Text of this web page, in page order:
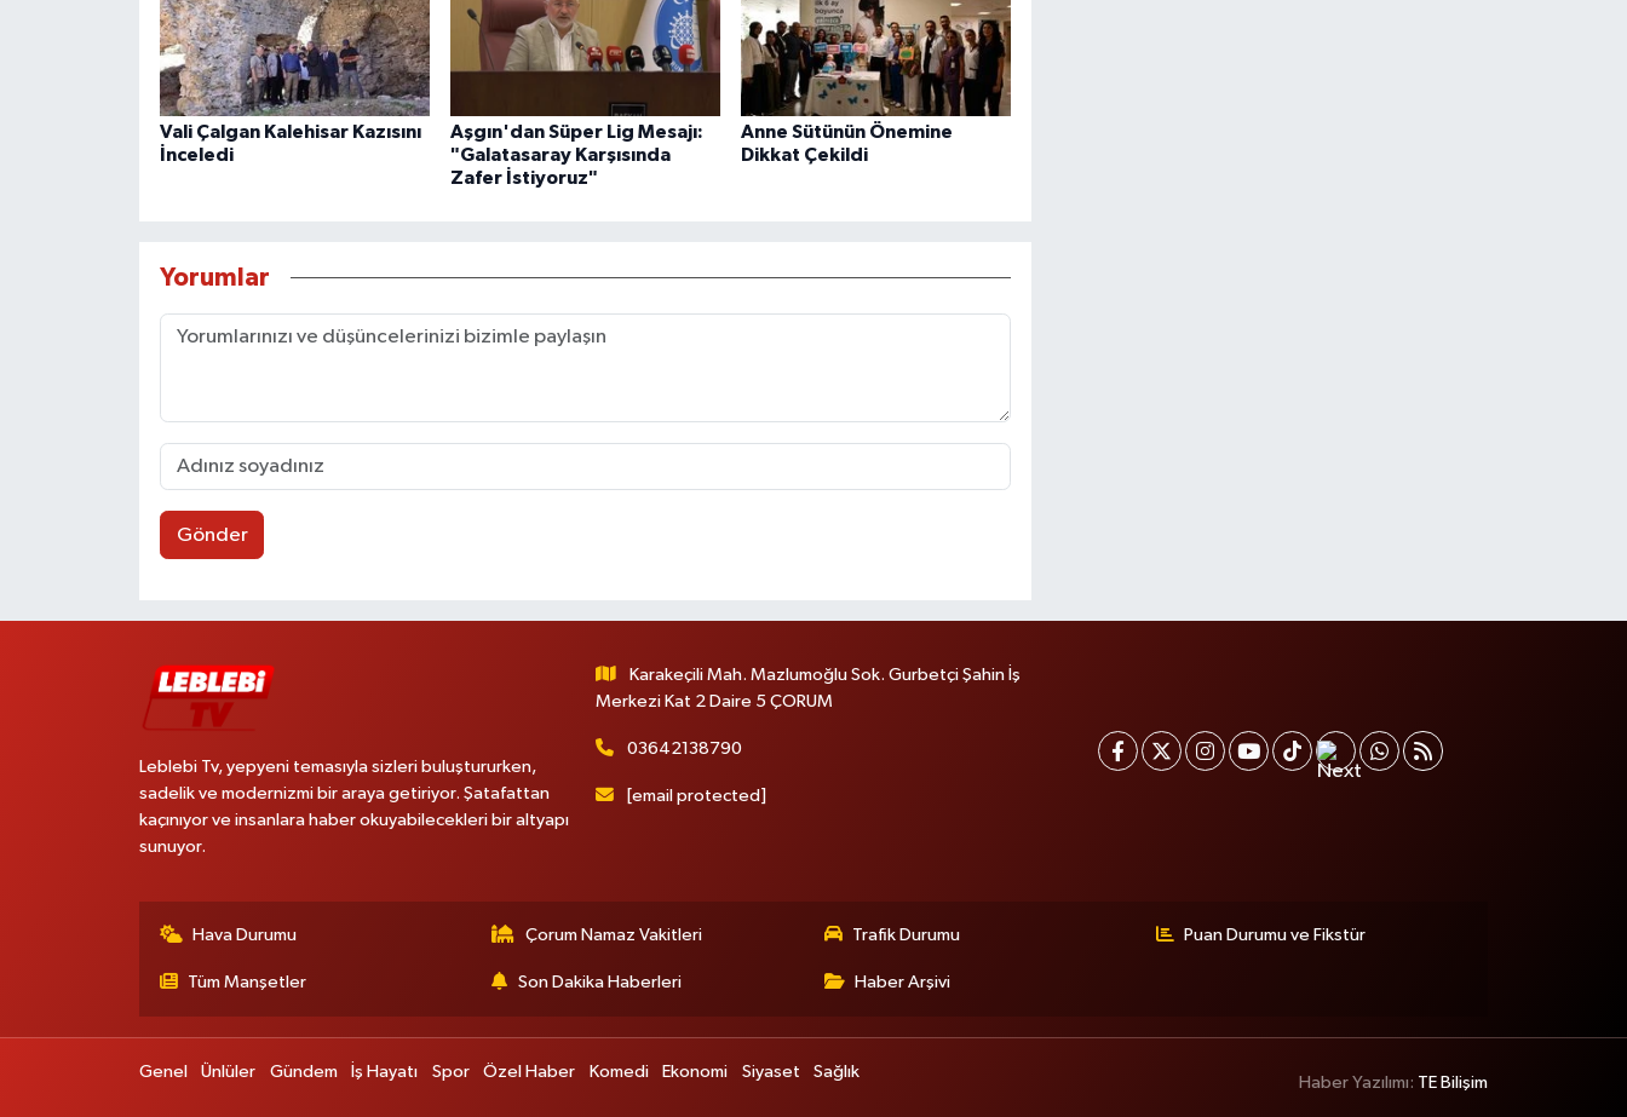
Vali Çalgan Kalehisar Kazısını
İnceledi
Aşgın'dan Süper Lig Mesajı:
"Galatasaray Karşısında
Zafer İstiyoruz"
Anne Sütünün Önemine
Dikkat Çekildi
Yorumlar
Gönder
Leblebi Tv, yepyeni temasıyla sizleri buluştururken,
sadelik ve modernizmi bir araya getiriyor. Şatafattan
kaçınıyor ve insanlara haber okuyabilecekleri bir altyapı
sunuyor.
Karakeçili Mah. Mazlumoğlu Sok. Gurbetçi Şahin İş
Merkezi Kat 2 Daire 5 ÇORUM
03642138790
[email protected]
Hava Durumu Çorum Namaz Vakitleri Trafik Durumu Puan Durumu ve Fikstür
Tüm Manşetler Son Dakika Haberleri Haber Arşivi
Genel Ünlüler Gündem İş Hayatı Spor Özel Haber Komedi Ekonomi Siyaset Sağlık
Haber Yazılımı: TE Bilişim